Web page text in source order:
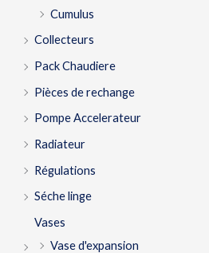
Cumulus
Collecteurs
Pack Chaudiere
Pièces de rechange
Pompe Accelerateur
Radiateur
Régulations
Séche linge
Vases
Vase d'expansion